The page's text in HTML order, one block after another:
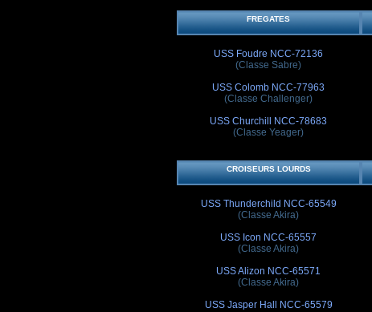
FREGATES
USS Foudre NCC-72136
(Classe Sabre)
USS Colomb NCC-77963
(Classe Challenger)
USS Churchill NCC-78683
(Classe Yeager)
CROISEURS LOURDS
USS Thunderchild NCC-65549
(Classe Akira)
USS Icon NCC-65557
(Classe Akira)
USS Alizon NCC-65571
(Classe Akira)
USS Jasper Hall NCC-65579